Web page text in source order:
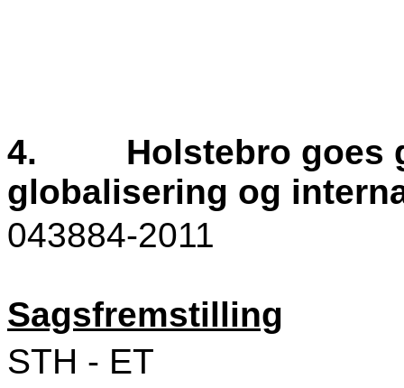
4.
Holstebro goes
globalisering og
043884-2011
Sagsfremstilling
STH - ET